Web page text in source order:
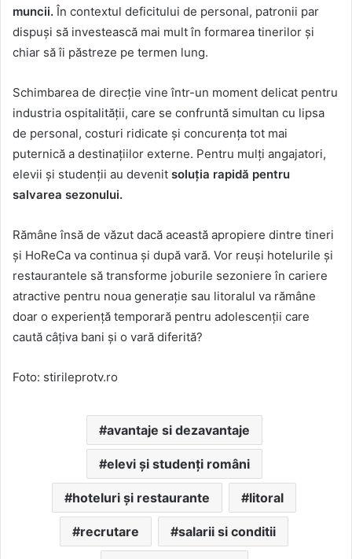
muncii. În contextul deficitului de personal, patronii par
dispuși să investească mai mult în formarea tinerilor și
chiar să îi păstreze pe termen lung.
Schimbarea de direcție vine într-un moment delicat pentru
industria ospitalității, care se confruntă simultan cu lipsa
de personal, costuri ridicate și concurența tot mai
puternică a destinațiilor externe. Pentru mulți angajatori,
elevii și studenții au devenit soluția rapidă pentru
salvarea sezonului.
Rămâne însă de văzut dacă această apropiere dintre tineri
și HoReCa va continua și după vară. Vor reuși hotelurile și
restaurantele să transforme joburile sezoniere în cariere
atractive pentru noua generație sau litoralul va rămâne
doar o experiență temporară pentru adolescenții care
caută câțiva bani și o vară diferită?
Foto: stirileprotv.ro
avantaje si dezavantaje
elevi și studenți români
hoteluri și restaurante litoral
recrutare salarii si conditii